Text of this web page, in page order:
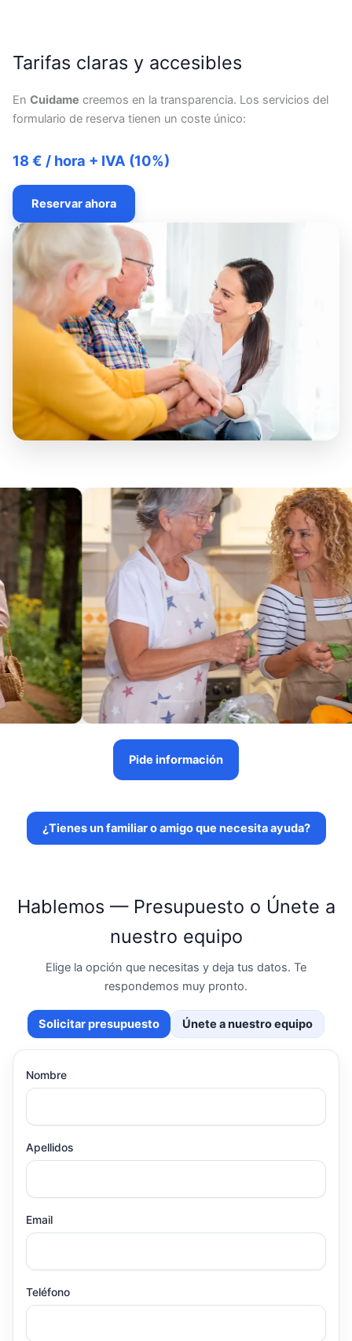
Tarifas claras y accesibles
En Cuidame creemos en la transparencia. Los servicios del
formulario de reserva tienen un coste único:
18 € / hora + IVA (10%)
Reservar ahora
Pide información
¿Tienes un familiar o amigo que necesita ayuda?
Hablemos — Presupuesto o Únete a
nuestro equipo
Elige la opción que necesitas y deja tus datos. Te
respondemos muy pronto.
Solicitar presupuesto Únete a nuestro equipo
Nombre
Apellidos
Email
Teléfono